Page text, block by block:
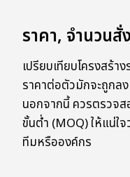
ราคา, จำนวนสั่
เปรียบเทียบโครงสร้า
ราคาต่อตัวมักจะถูกล
นอกจากนี้ ควรตรวจส
ขั้นต่ำ (MOQ) ให้แน่ใ
ทีมหรือองค์กร